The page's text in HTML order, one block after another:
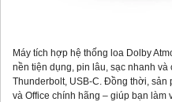
Máy tích hợp hệ thống loa Dolby
nền tiện dụng, pin lâu, sạc nhanh
Thunderbolt, USB-C. Đồng thời, sản
và Office chính hãng – giúp bạn